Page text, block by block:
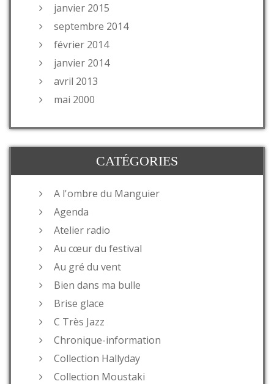
janvier 2015
septembre 2014
février 2014
janvier 2014
avril 2013
mai 2000
CATÉGORIES
A l'ombre du Manguier
Agenda
Atelier radio
Au cœur du festival
Au gré du vent
Bien dans ma bulle
Brise glace
C Très Jazz
Chronique-information
Collection Hallyday
Collection Moustaki